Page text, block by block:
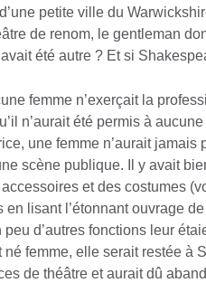
petite ville du
de renom, le gentleman
été autre ? Et si
femme n’exerçait la
n’aurait été permis à
une femme n’aurait
scène publique. Il y avait
et des costumes
lisant l’étonnant ouvrage
d’autres fonctions leur
femme, elle serait restée à
de théâtre et aurait dû